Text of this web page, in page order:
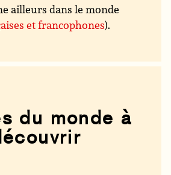
ailleurs dans le monde
et francophones).
du monde à